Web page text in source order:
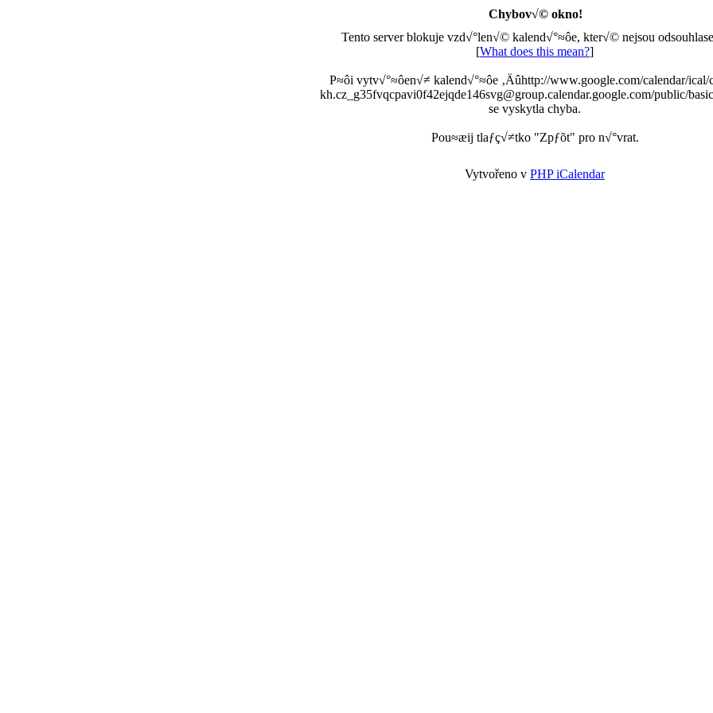
Chybov√© okno!
Tento server blokuje vzd√°len√© kalend√°≈ôe, kter√© nejsou
[What does this mean?]
P≈ôi vytv√°≈ôen√≠ kalend√°≈ôe ‚Äûhttp://www.google.com/calendar/ical/
kh.cz_g35fvqcpavi0f42ejqde146svg@group.calendar.google.com/public/
se vyskytla chyba.
Pou≈æij tlaƒç√≠tko "Zpƒõt" pro n√°vrat.
Vytvořeno v PHP iCalendar